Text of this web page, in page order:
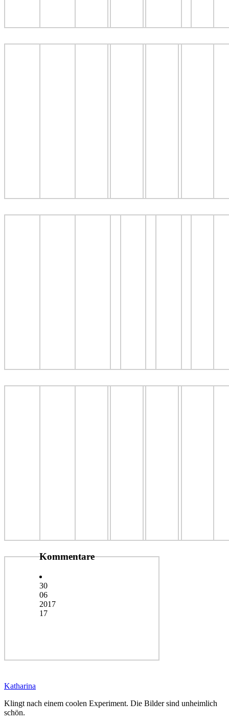
Kommentare
30
06
2017
17
Katharina
Klingt nach einem coolen Experiment. Die Bilder sind unheimlich
schön.